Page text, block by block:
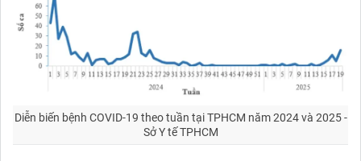
Diễn biến bệnh COVID-19 theo tuần tại TPHCM năm 2024 và 2025 -
Sở Y tế TPHCM